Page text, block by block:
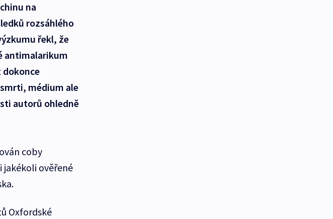
na
rozsáhlého
řekl, že
antimalarikum
dokonce
médium ale
autorů ohledně
coby
jakékoli ověřené
Oxfordské